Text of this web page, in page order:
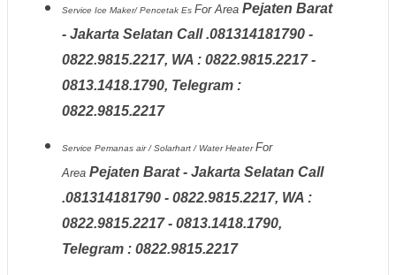
Service Ice Maker/ Pencetak Es For Area Pejaten Barat
- Jakarta Selatan Call .081314181790 -
0822.9815.2217, WA : 0822.9815.2217 -
0813.1418.1790, Telegram :
0822.9815.2217
Service Pemanas air / Solarhart / Water HeaterFor
Area Pejaten Barat - Jakarta Selatan Call
.081314181790 - 0822.9815.2217, WA :
0822.9815.2217 - 0813.1418.1790,
Telegram : 0822.9815.2217